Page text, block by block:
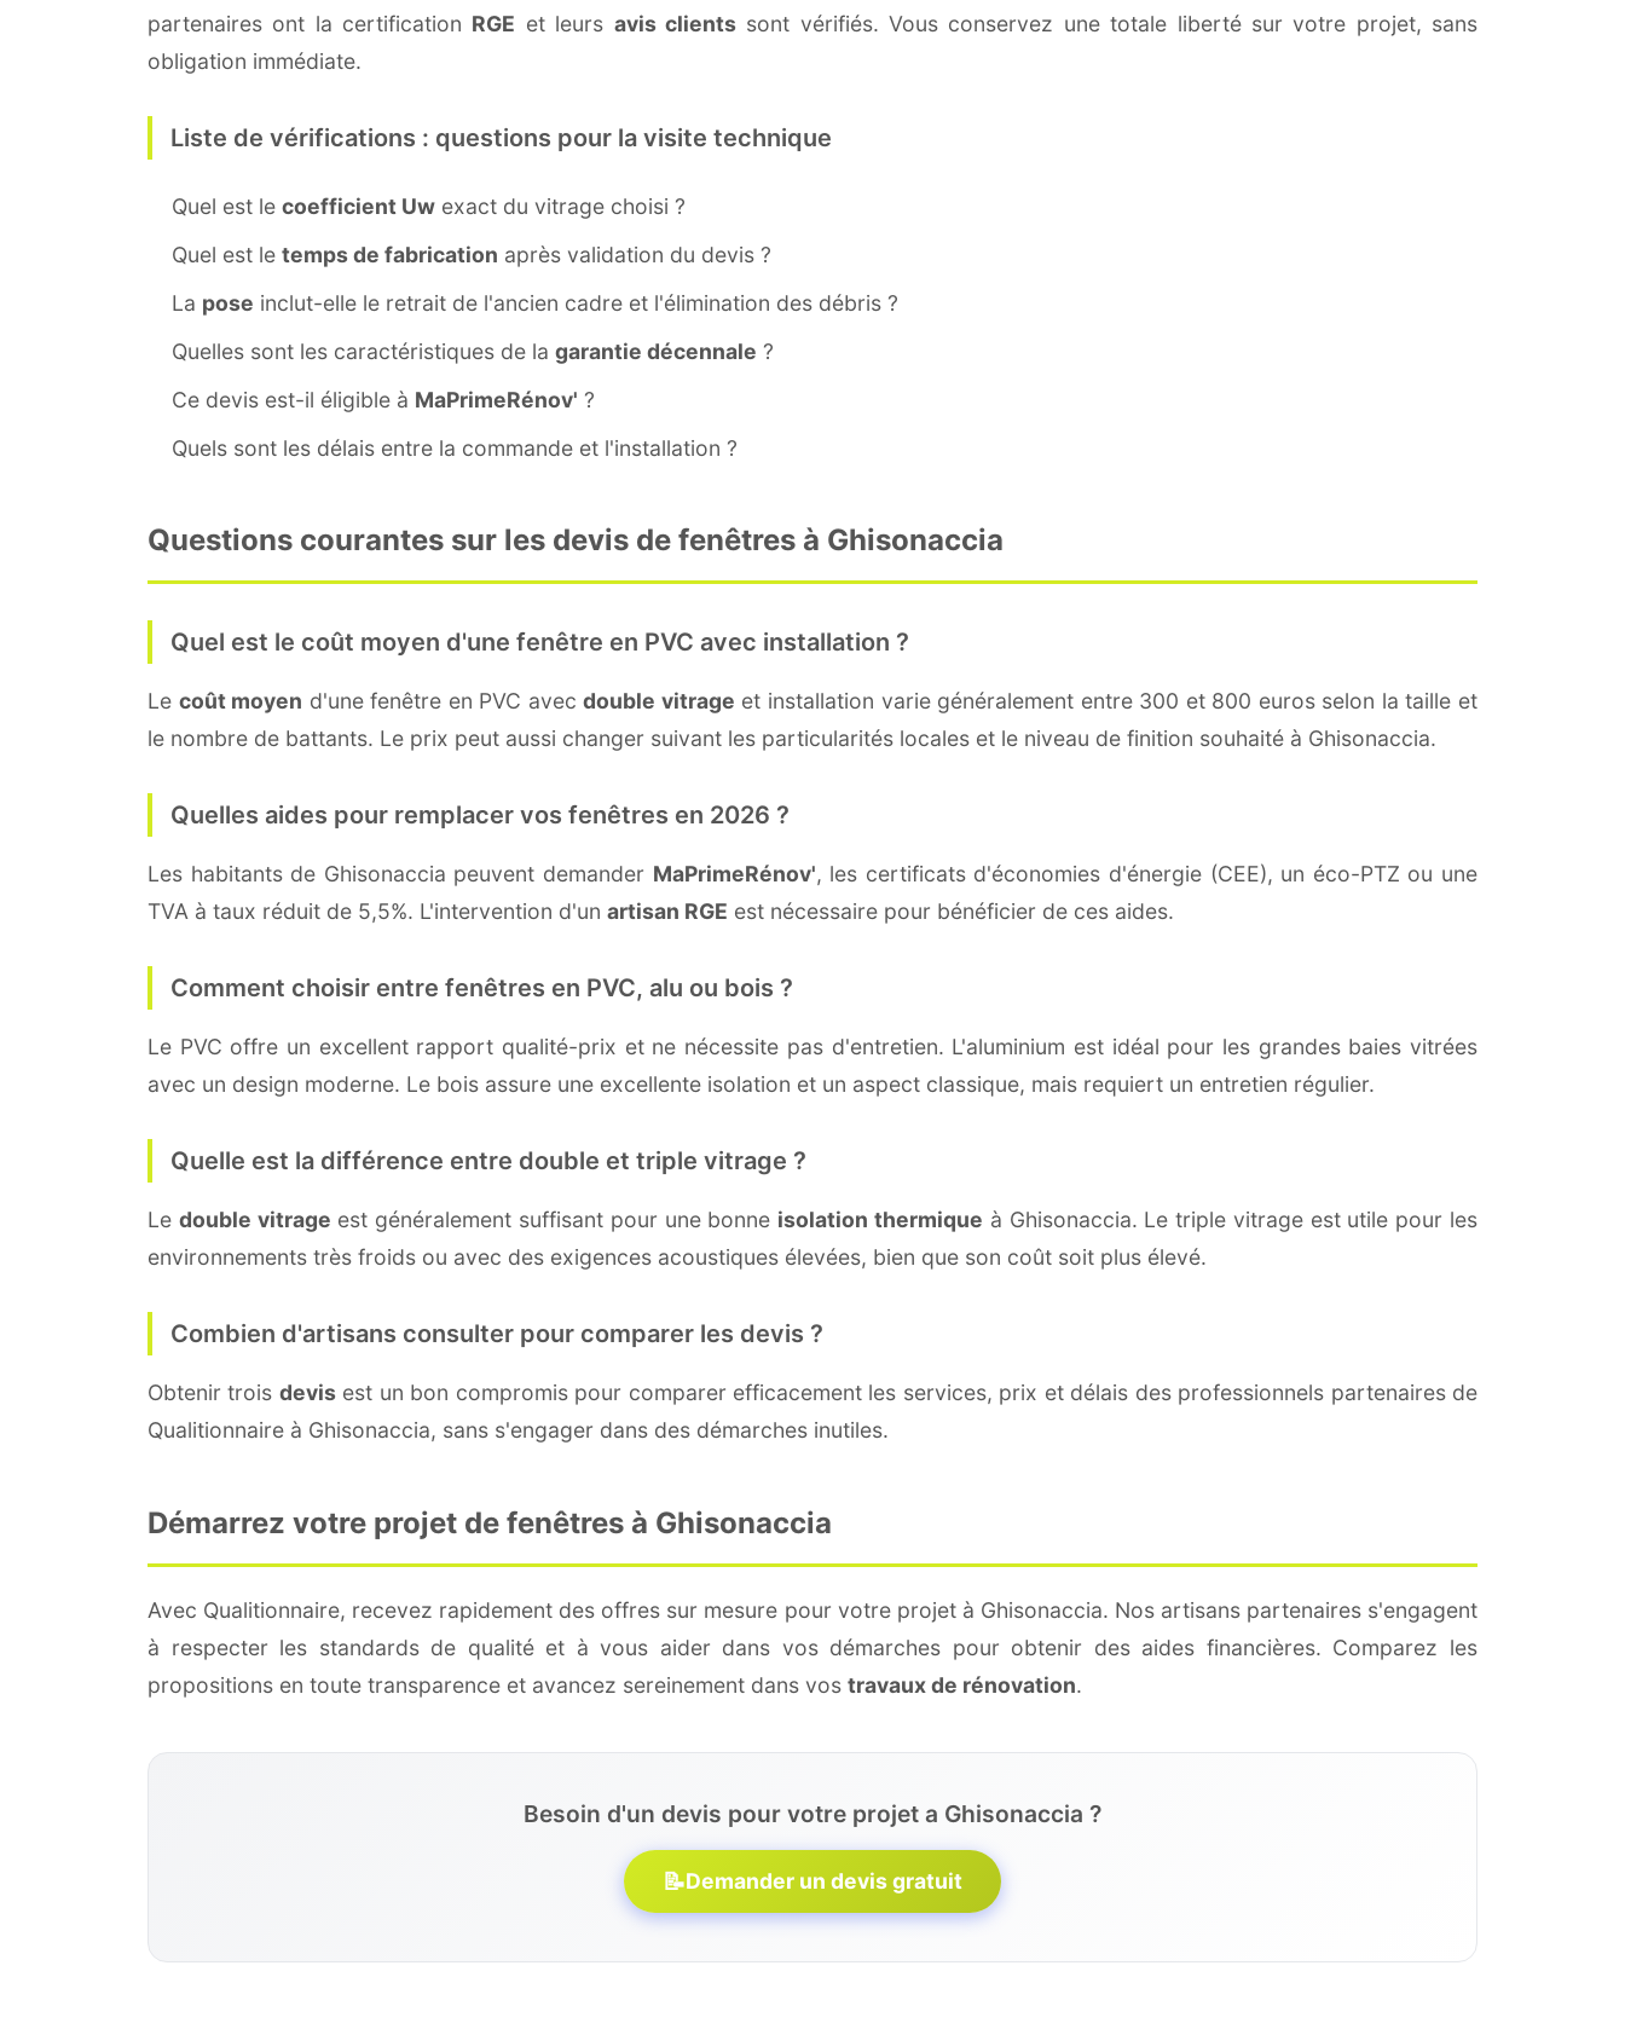
partenaires ont la certification RGE et leurs avis clientssont vérifiés. Vous conservez une totale liberté sur votre projet, sans
obligation immédiate.
Liste de vérifications : questions pour la visite technique
Quel est le coefficient Uw exact du vitrage choisi ?
Quel est le temps de fabrication après validation du devis ?
La pose inclut-elle le retrait de l'ancien cadre et l'élimination des débris ?
Quelles sont les caractéristiques de la garantie décennale ?
Ce devis est-il éligible à MaPrimeRénov' ?
Quels sont les délais entre la commande et l'installation ?
Questions courantes sur les devis de fenêtres à Ghisonaccia
Quel est le coût moyen d'une fenêtre en PVC avec installation ?
Le coût moyen d'une fenêtre en PVC avecdouble vitrage et installation varie généralement entre 300 et 800 euros selon la taille et
le nombre de battants. Le prix peut aussi changer suivant les particularités locales et le niveau de finition souhaité à Ghisonaccia.
Quelles aides pour remplacer vos fenêtres en 2026 ?
Les habitants de Ghisonaccia peuvent demander MaPrimeRénov', les certificats d'économies d'énergie (CEE), un éco-PTZ ou une
TVA à taux réduit de 5,5%. L'intervention d'un artisan RGE est nécessaire pour bénéficier de ces aides.
Comment choisir entre fenêtres en PVC, alu ou bois ?
Le PVC offre un excellent rapport qualité-prix et ne nécessite pas d'entretien. L'aluminium est idéal pour les grandes baies vitrées
avec un design moderne. Le bois assure une excellente isolation et un aspect classique, mais requiert un entretien régulier.
Quelle est la différence entre double et triple vitrage ?
Le double vitrage est généralement suffisant pour une bonne isolation thermique à Ghisonaccia. Le triple vitrage est utile pour les
environnements très froids ou avec des exigences acoustiques élevées, bien que son coût soit plus élevé.
Combien d'artisans consulter pour comparer les devis ?
Obtenir trois devisest un bon compromis pour comparer efficacement les services, prix et délais des professionnels partenaires de
Qualitionnaire à Ghisonaccia, sans s'engager dans des démarches inutiles.
Démarrez votre projet de fenêtres à Ghisonaccia
Avec Qualitionnaire, recevez rapidement des offres sur mesure pour votre projet à Ghisonaccia. Nos artisans partenaires s'engagent
à respecter les standards de qualité et à vous aider dans vos démarches pour obtenir des aides financières. Comparez les
propositions en toute transparence et avancez sereinement dans vos travaux de rénovation.
Besoin d'un devis pour votre projet a Ghisonaccia ?
📝Demander un devis gratuit